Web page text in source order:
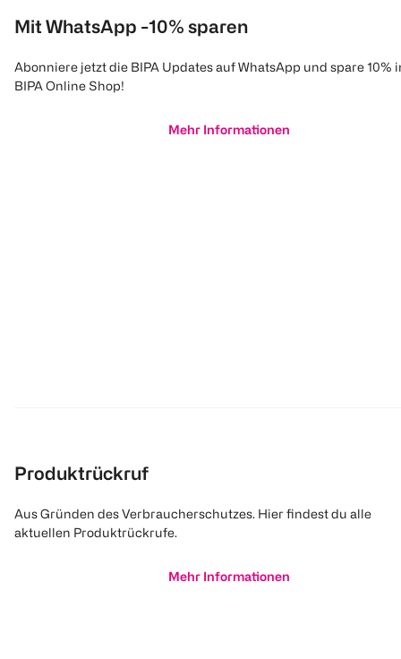
Mit WhatsApp -10% sparen
Abonniere jetzt die BIPA Updates auf WhatsApp und spare 10%
BIPA Online Shop!
Mehr Informationen
Produktrückruf
Aus Gründen des Verbraucherschutzes. Hier findest du alle
aktuellen Produktrückrufe.
Mehr Informationen